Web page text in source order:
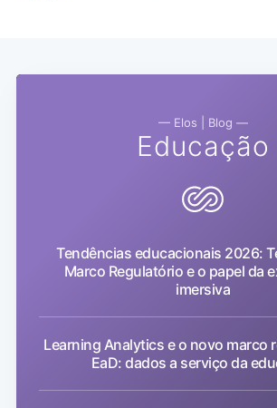
— Elos | Blog —
Educação
Tendências educacionais 2026:
Marco Regulatório e o papel da
imersiva
Learning Analytics e o novo marco
EaD: dados a serviço da